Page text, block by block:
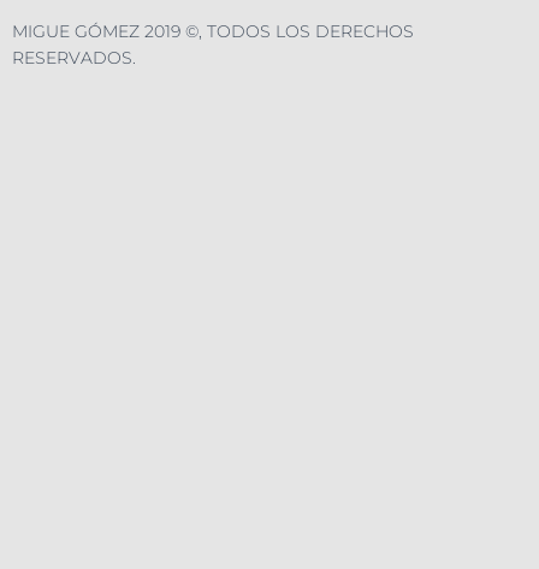
MIGUE GÓMEZ 2019 ©, TODOS LOS DERECHOS
RESERVADOS.